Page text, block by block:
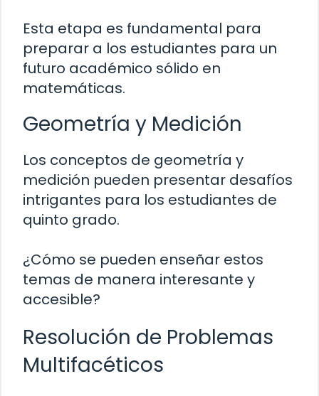
Esta etapa es fundamental para
preparar a los estudiantes para un
futuro académico sólido en
matemáticas.
Geometría y Medición
Los conceptos de geometría y
medición pueden presentar desafíos
intrigantes para los estudiantes de
quinto grado.
¿Cómo se pueden enseñar estos
temas de manera interesante y
accesible?
Resolución de Problemas
Multifacéticos